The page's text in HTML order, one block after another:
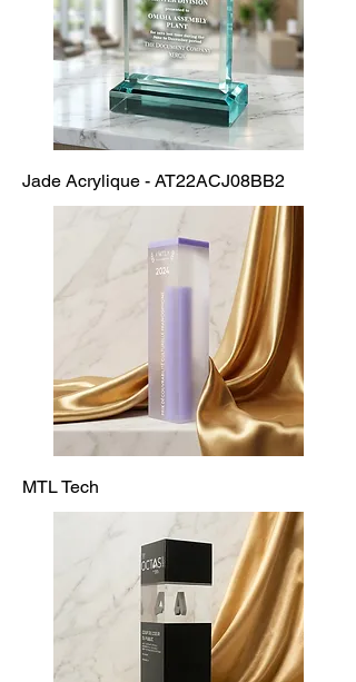
Jade Acrylique - AT22ACJ08BB2
MTL Tech